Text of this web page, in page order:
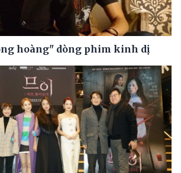
hoàng" dòng phim kinh dị